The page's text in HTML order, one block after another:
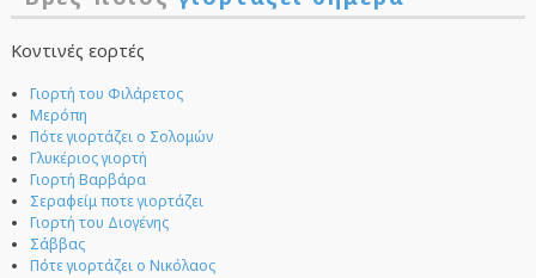
Κοντινές εορτές
Γιορτή του Φιλάρετος
Μερόπη
Πότε γιορτάζει ο Σολομών
Γλυκέριος γιορτή
Γιορτή Βαρβάρα
Σεραφείμ ποτε γιορτάζει
Γιορτή του Διογένης
Σάββας
Πότε γιορτάζει ο Νικόλαος